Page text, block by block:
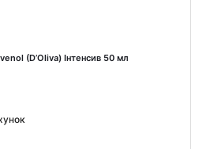
(D’Оliva) Інтенсив 50 мл